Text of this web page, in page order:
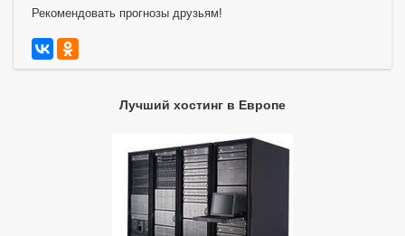
Рекомендовать прогнозы друзьям!
Лучший хостинг в Европе